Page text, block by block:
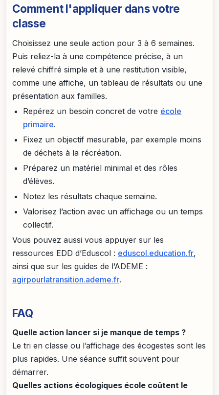
Comment l'appliquer dans votre
classe
Choisissez une seule action pour 3 à 6 semaines.
Puis reliez-la à une compétence précise, à un
relevé chiffré simple et à une restitution visible,
comme une affiche, un tableau de résultats ou une
présentation aux familles.
Repérez un besoin concret de votre école
primaire.
Fixez un objectif mesurable, par exemple moins
de déchets à la récréation.
Préparez un matériel minimal et des rôles
d’élèves.
Notez les résultats chaque semaine.
Valorisez l’action avec un affichage ou un temps
collectif.
Vous pouvez aussi vous appuyer sur les
ressources EDD d’Eduscol : eduscol.education.fr,
ainsi que sur les guides de l’ADEME :
agirpourlatransition.ademe.fr.
FAQ
Quelle action lancer si je manque de temps ?
Le tri en classe ou l’affichage des écogestes sont les
plus rapides. Une séance suffit souvent pour
démarrer.
Quelles actions écologiques école coûtent le